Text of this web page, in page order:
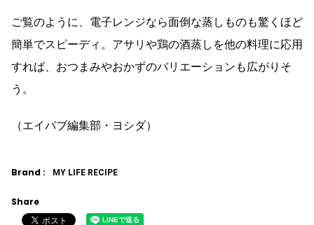
ご覧のように、電子レンジなら面倒な蒸しものも驚くほど
簡単でスピーディ。アサリや鶏の酒蒸しを他の料理に応用
すれば、おつまみやおかずのバリエーションも広がりそ
う。
（エイパブ編集部・ヨシダ）
Brand : MY LIFE RECIPE
Share